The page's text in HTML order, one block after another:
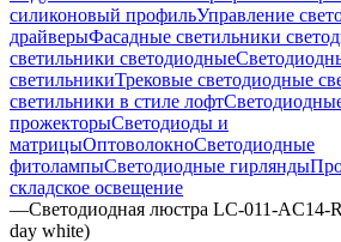
силиконовый профильУправление
драйверыФасадные светильники
светильники светодиодные
светильникиТрековые светодиодные
светильники в стиле лофт
прожекторыСветодиоды и
матрицыОптоволокноСветодиодные
фитолампыСветодиодные гирлянды
складское освещение
—Светодиодная люстра LC-011-AC14-
day white)